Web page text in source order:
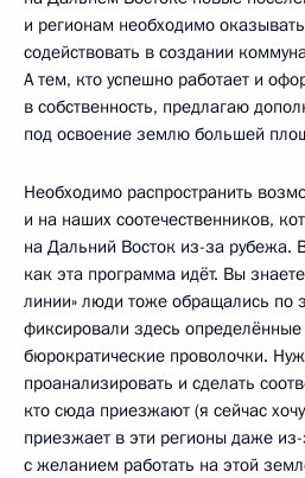
и регионам необходимо
содействовать в создании
А тем, кто успешно работает и
в собственность, предлагаю
под освоение землю большей
Необходимо распространить
и на наших соотечественников,
на Дальний Восток из-за рубежа.
как эта программа идёт. Вы
линии» люди тоже обращались по
фиксировали здесь определённые
бюрократические проволочки.
проанализировать и сделать
кто сюда приезжают (я сейчас
приезжает в эти регионы даже
с желанием работать на этой